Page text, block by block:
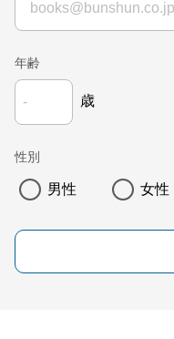
年齢
歳
性別
男性 女性